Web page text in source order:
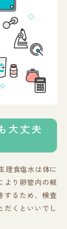
大丈夫
理食塩水は体に
より卵管内の軽
するため、検査
だくといいでし